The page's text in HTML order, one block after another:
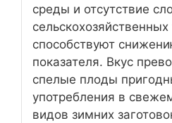
среды и отсутствие
способствуют
показателя. Вкус
спелые плоды
употребления в
видов зимних